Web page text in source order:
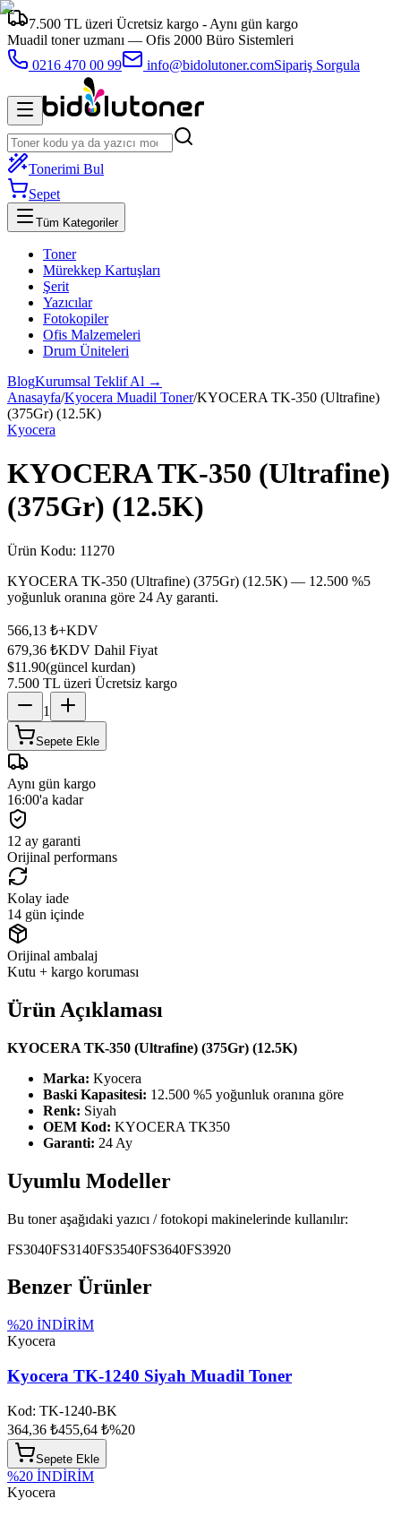
7.500 TL üzeri Ücretsiz kargo - Aynı gün kargo
Muadil toner uzmanı — Ofis 2000 Büro Sistemleri
0216 470 00 99
info@bidolutoner.comSipariş Sorgula
Tonerimi Bul
Sepet
Tüm Kategoriler
Toner
Mürekkep Kartuşları
Şerit
Yazıcılar
Fotokopiler
Ofis Malzemeleri
Drum Üniteleri
BlogKurumsal Teklif Al →
Anasayfa/Kyocera Muadil Toner/KYOCERA TK-350 (Ultrafine)
(375Gr) (12.5K)
Kyocera
KYOCERA TK-350 (Ultrafine)
(375Gr) (12.5K)
Ürün Kodu: 11270
KYOCERA TK-350 (Ultrafine) (375Gr) (12.5K) — 12.500 %5
yoğunluk oranına göre 24 Ay garanti.
566,13 ₺+KDV
679,36 ₺KDV Dahil Fiyat
$11.90(güncel kurdan)
7.500 TL üzeri Ücretsiz kargo
1
Sepete Ekle
Aynı gün kargo
16:00'a kadar
12 ay garanti
Orijinal performans
Kolay iade
14 gün içinde
Orijinal ambalaj
Kutu + kargo koruması
Ürün Açıklaması
KYOCERA TK-350 (Ultrafine) (375Gr) (12.5K)
Marka: Kyocera
Baski Kapasitesi: 12.500 %5 yoğunluk oranına göre
Renk: Siyah
OEM Kod: KYOCERA TK350
Garanti: 24 Ay
Uyumlu Modeller
Bu toner aşağıdaki yazıcı / fotokopi makinelerinde kullanılır:
FS3040FS3140FS3540FS3640FS3920
Benzer Ürünler
%20 İNDİRİM
Kyocera
Kyocera TK-1240 Siyah Muadil Toner
Kod: TK-1240-BK
364,36 ₺455,64 ₺%20
Sepete Ekle
%20 İNDİRİM
Kyocera